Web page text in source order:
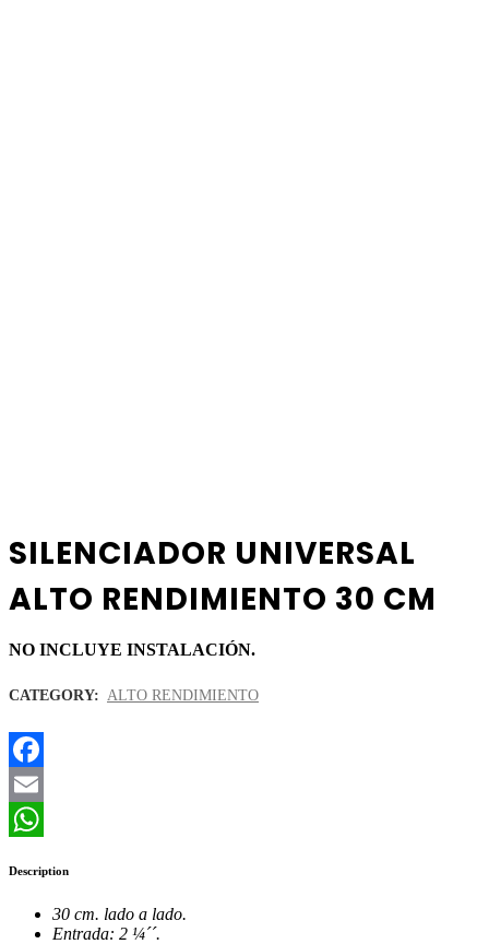
SILENCIADOR UNIVERSAL
ALTO RENDIMIENTO 30 CM
NO INCLUYE INSTALACIÓN.
CATEGORY: ALTO RENDIMIENTO
Facebook
Email
Description
30 cm. lado a lado.
Entrada: 2 ¼´´.